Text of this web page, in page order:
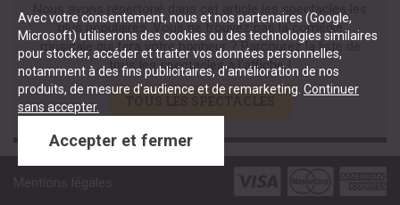
Nous avons répertorié dans cet article les spectacles les
plus populaires. Vous ne trouvez pas la comédie
musicale qui fera votre bonheur ? Parcourez la liste de
tous les spectacles à l'affiche !
Avec votre consentement, nous et nos partenaires (Google,
Microsoft) utiliserons des cookies ou des technologies similaires
pour stocker, accéder et traiter vos données personnelles,
notamment à des fins publicitaires, d'amélioration de nos
produits, de mesure d'audience et de remarketing. Continuer
sans accepter.
Accepter et fermer